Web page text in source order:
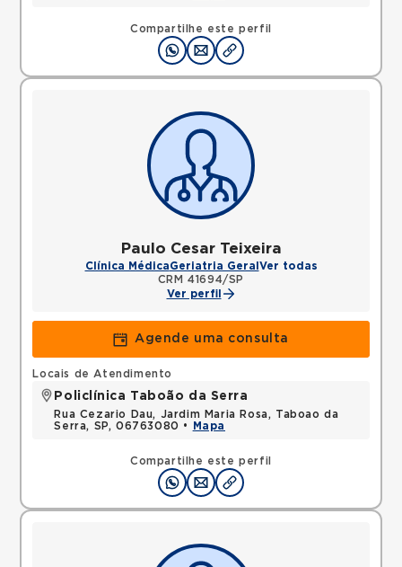
Compartilhe este perfil
Paulo Cesar Teixeira
Clínica MédicaGeriatria Geral Ver todas
CRM 41694/SP
Ver perfil
Agende uma consulta
Compartilhe este perfil
Locais de Atendimento
Policlínica Taboão da Serra
Rua Cezario Dau, Jardim Maria Rosa, Taboao da
Serra, SP, 06763080 •
Mapa